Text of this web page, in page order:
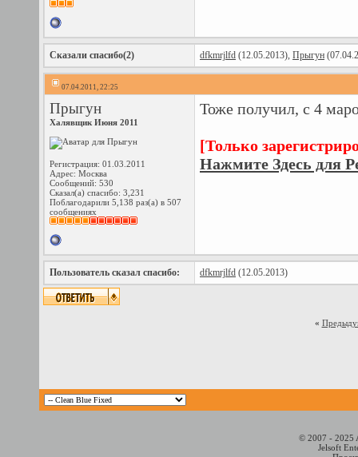
Сказали спасибо(2) dfkmrjlfd (12.05.2013), Прыгун
07.04.2011, 22:25
Прыгун
Халявщик Июня 2011
Регистрация: 01.03.2011
Адрес: Москва
Сообщений: 530
Сказал(а) спасибо: 3,231
Поблагодарили 5,138 раз(а) в 507
сообщениях
Тоже получил, с 4
[Только
Нажмите Здесь для
Пользователь сказал cпасибо: dfkmrjlfd (12.05.2013)
«
© 2007 - 2025
Jelsoft